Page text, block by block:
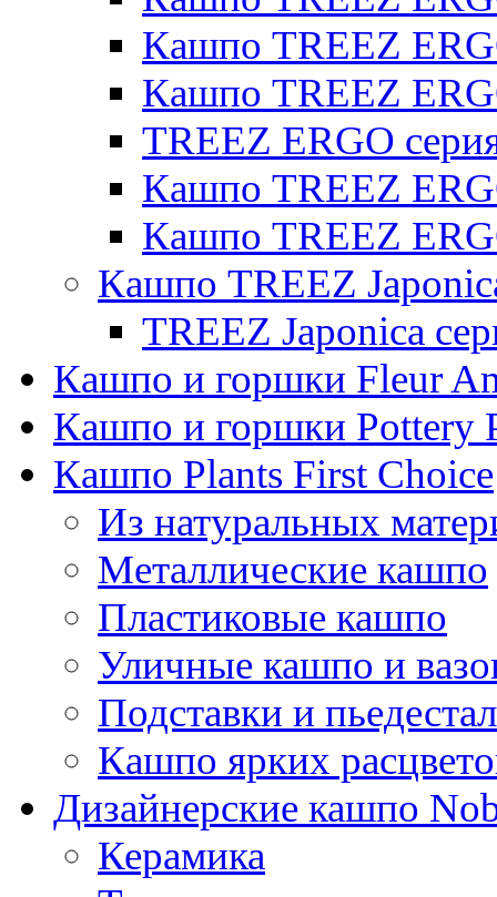
Кашпо TREEZ
Кашпо TREEZ
TREEZ ERGO
Кашпо TREEZ
Кашпо TREEZ
Кашпо TREEZ
TREEZ Japonica
Кашпо и горшки Fleur
Кашпо и горшки Pottery
Кашпо Plants First Choice
Из натуральных
Металлические кашпо
Пластиковые кашпо
Уличные кашпо и
Подставки и
Кашпо ярких
Дизайнерские кашпо
Керамика